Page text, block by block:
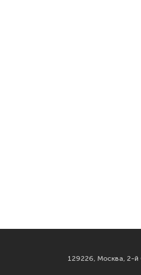
129226, Москва, 2-й